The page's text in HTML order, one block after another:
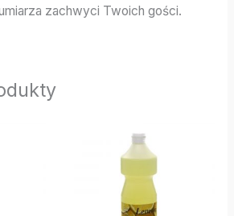
zachwyci Twoich gości.